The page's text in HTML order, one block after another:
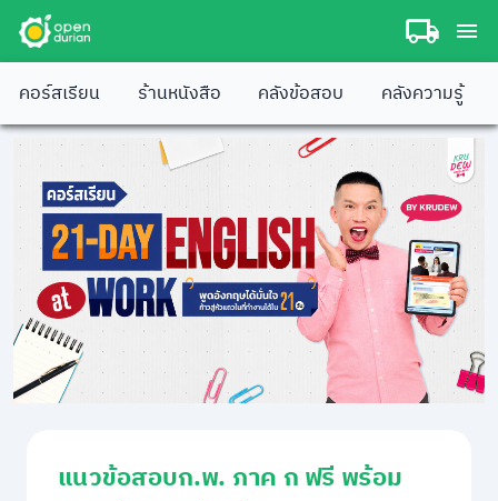
คอร์สเรียน ร้านหนังสือ คลังข้อสอบ คลังความรู้
แนวข้อสอบก.พ. ภาค ก ฟรี พร้อม